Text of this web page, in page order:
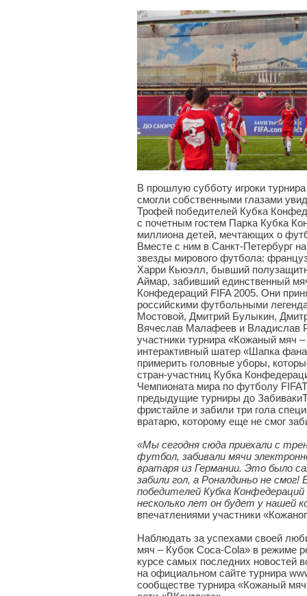
В прошлую субботу игроки
смогли собственными глазами
Трофей победителей Кубка
с почетным гостем Парка Кубка
миллиона детей, мечтающих о
Вместе с ним в Санкт-Петербург
звезды мирового футбола:
Харри Кьюэлл, бывший
Аймар, забивший единственный
Конфедераций FIFA 2005. Они
российскими футбольными
Мостовой, Дмитрий Булыкин,
Вячеслав Малафеев и Владислав
участники турнира «Кожаный мяч
интерактивный шатер «Шапка
примерить головные уборы,
стран-участниц Кубка
Чемпионата мира по футболу
предыдущие турниры до
фристайле и забили три гола
вратарю, которому еще не смог
«Мы сегодня сюда приехали с
футбол, забивали мячи
вратаря из Германии. Это было
забили гол, а Роналдиньо не
победителей Кубка Конфедераций
несколько лет он будет у нашей
впечатлениями участники
Наблюдать за успехами своей
мяч – Кубок Coca-Cola» в режиме
курсе самых последних новостей
на официальном сайте турнира
сообществе турнира «Кожаный